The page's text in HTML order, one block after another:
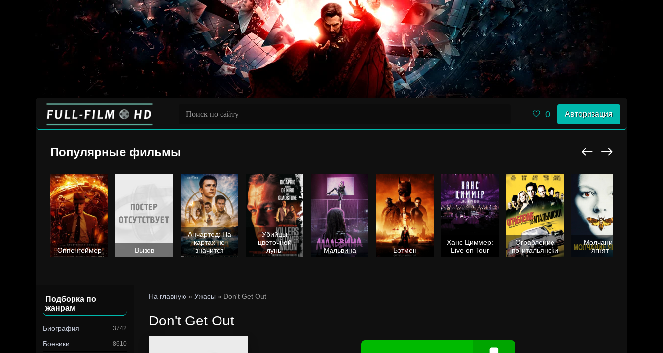
0 Авторизация
Популярные фильмы
Оппенгеймер Вызов
Анчартед: На
картах не
значится
Убийцы
цветочной
луны
Мальвина Бэтмен
Ханс Циммер:
Live on Tour
Ограбление
по-итальянски
Молчание
ягнят
Подборка по
жанрам
Биография 3742
Боевики 8610
На главную » Ужасы » Don't Get Out
Don't Get Out